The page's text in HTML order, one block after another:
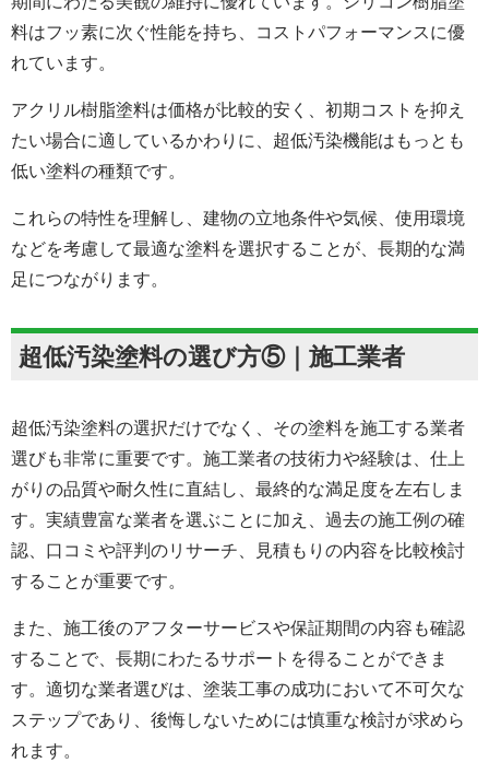
料はフッ素に次ぐ性能を持ち、コストパフォーマンスに優
れています。
アクリル樹脂塗料は価格が比較的安く、初期コストを抑え
たい場合に適しているかわりに、超低汚染機能はもっとも
低い塗料の種類です。
これらの特性を理解し、建物の立地条件や気候、使用環境
などを考慮して最適な塗料を選択することが、長期的な満
足につながります。
超低汚染塗料の選び方⑤｜施工業者
超低汚染塗料の選択だけでなく、その塗料を施工する業者
選びも非常に重要です。施工業者の技術力や経験は、仕上
がりの品質や耐久性に直結し、最終的な満足度を左右しま
す。実績豊富な業者を選ぶことに加え、過去の施工例の確
認、口コミや評判のリサーチ、見積もりの内容を比較検討
することが重要です。
また、施工後のアフターサービスや保証期間の内容も確認
することで、長期にわたるサポートを得ることができま
す。適切な業者選びは、塗装工事の成功において不可欠な
ステップであり、後悔しないためには慎重な検討が求めら
れます。